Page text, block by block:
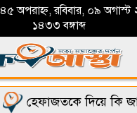
অপরাহ্ন, রবিবার, ০৯ অগাস্ট
১৪৩৩ বঙ্গাব্দ
হেফাজতকে দিয়ে কি